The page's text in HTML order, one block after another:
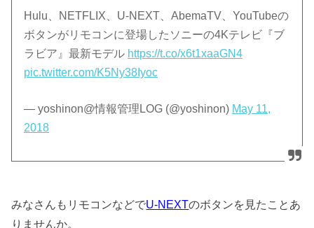
Hulu、NETFLIX、U-NEXT、AbemaTV、YouTubeの
ボタンがリモコンに登場したソニーの4Kテレビ『ブ
ラビア』最新モデル https://t.co/x6t1xaaGN4
pic.twitter.com/K5Ny38Iyoc
— yoshinon@情報管理LOG (@yoshinon) May 11,
2018
みなさんもリモコンなどでU-NEXTのボタンを見たことあ
りませんか。